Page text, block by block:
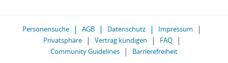
Personensuche AGB Datenschutz
Impressum
Privatsphäre
Vertrag kündigen
FAQ
Community Guidelines
Barrierefreiheit